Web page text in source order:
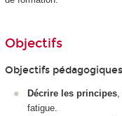
Objectifs
Objectifs pédagogiques
Décrire les principes
fatigue.